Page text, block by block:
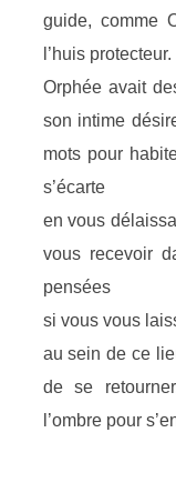
guide, comme
l’huis protecteur.
Orphée avait
son intime
mots pour
s’écarte
en vous
vous recevoir
pensées
si vous vous
au sein de ce
de se
l’ombre pour